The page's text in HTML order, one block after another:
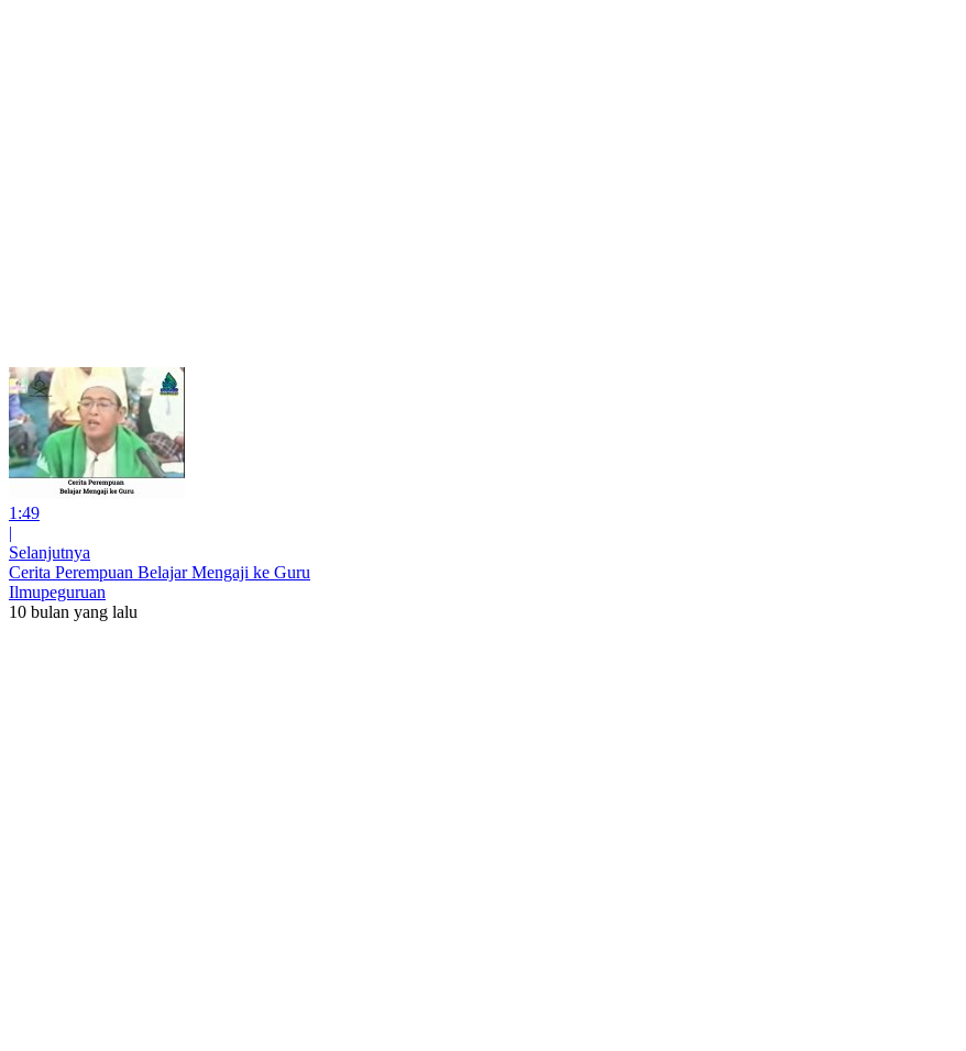
1:49
|
Selanjutnya
Cerita Perempuan Belajar Mengaji ke Guru
Ilmupeguruan
10 bulan yang lalu